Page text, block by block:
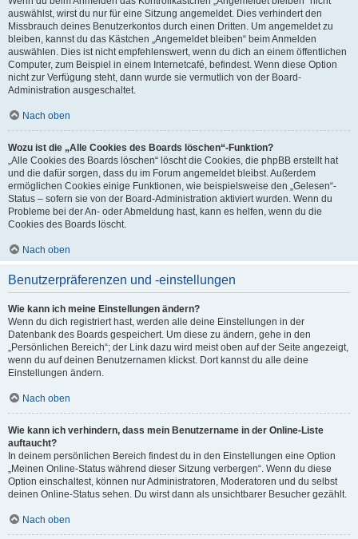
auswählst, wirst du nur für eine Sitzung angemeldet. Dies verhindert den
Missbrauch deines Benutzerkontos durch einen Dritten. Um angemeldet zu
bleiben, kannst du das Kästchen „Angemeldet bleiben“ beim Anmelden
auswählen. Dies ist nicht empfehlenswert, wenn du dich an einem öffentlichen
Computer, zum Beispiel in einem Internetcafé, befindest. Wenn diese Option
nicht zur Verfügung steht, dann wurde sie vermutlich von der Board-
Administration ausgeschaltet.
Nach oben
Wozu ist die „Alle Cookies des Boards löschen“-Funktion?
„Alle Cookies des Boards löschen“ löscht die Cookies, die phpBB erstellt hat
und die dafür sorgen, dass du im Forum angemeldet bleibst. Außerdem
ermöglichen Cookies einige Funktionen, wie beispielsweise den „Gelesen“-
Status – sofern sie von der Board-Administration aktiviert wurden. Wenn du
Probleme bei der An- oder Abmeldung hast, kann es helfen, wenn du die
Cookies des Boards löscht.
Nach oben
Benutzerpräferenzen und -einstellungen
Wie kann ich meine Einstellungen ändern?
Wenn du dich registriert hast, werden alle deine Einstellungen in der
Datenbank des Boards gespeichert. Um diese zu ändern, gehe in den
„Persönlichen Bereich“; der Link dazu wird meist oben auf der Seite angezeigt,
wenn du auf deinen Benutzernamen klickst. Dort kannst du alle deine
Einstellungen ändern.
Nach oben
Wie kann ich verhindern, dass mein Benutzername in der Online-Liste
auftaucht?
In deinem persönlichen Bereich findest du in den Einstellungen eine Option
„Meinen Online-Status während dieser Sitzung verbergen“. Wenn du diese
Option einschaltest, können nur Administratoren, Moderatoren und du selbst
deinen Online-Status sehen. Du wirst dann als unsichtbarer Besucher gezählt.
Nach oben